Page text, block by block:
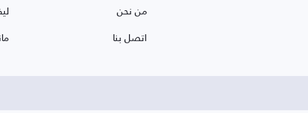
من نحن
اتصل بنا